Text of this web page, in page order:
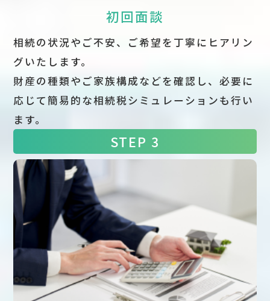
初回面談
相続の状況やご不安、ご希望を丁寧にヒアリン
グいたします。
財産の種類やご家族構成などを確認し、必要に
応じて簡易的な相続税シミュレーションも行い
ます。
STEP 3